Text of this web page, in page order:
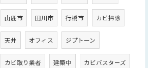
山鹿市 田川市 行橋市 カビ掃除
天井 オフィス ジプトーン
カビ取り業者 建築中 カビバスターズ